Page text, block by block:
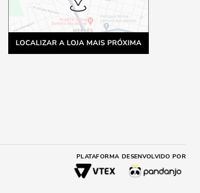
PLATAFORMA DESENVOLVIDO POR